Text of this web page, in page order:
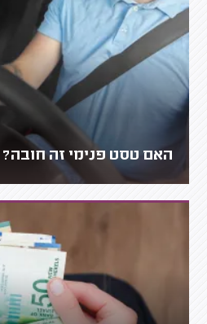
האם טסט פנימי זה חובה?